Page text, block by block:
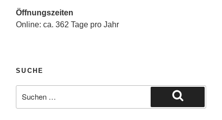
Öffnungszeiten
Online: ca. 362 Tage pro Jahr
SUCHE
nach:
Suchen